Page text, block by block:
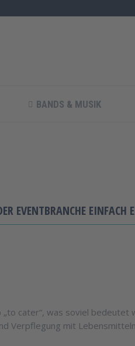
BANDS & MUSIK
EVENTBRANCHE EINFACH
cater“, was soviel bedeutet
Verpflegung mit